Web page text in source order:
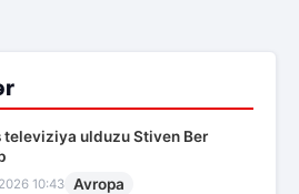
televiziya ulduzu Stiven Ber
10:43 Avropa